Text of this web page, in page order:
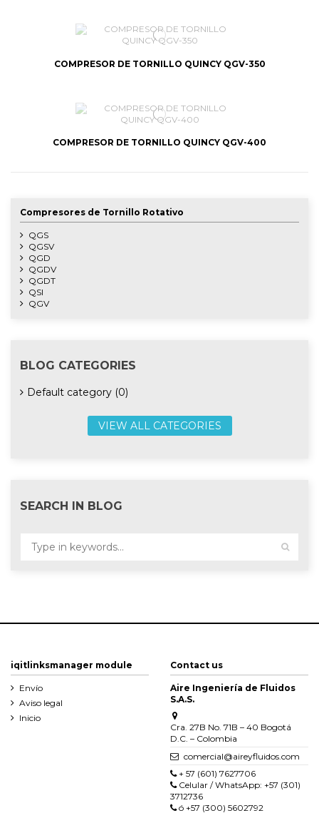
COMPRESOR DE TORNILLO QUINCY QGV-350
COMPRESOR DE TORNILLO QUINCY QGV-400
Compresores de Tornillo Rotativo
QGS
QGSV
QGD
QGDV
QGDT
QSI
QGV
BLOG CATEGORIES
Default category (0)
VIEW ALL CATEGORIES
SEARCH IN BLOG
iqitlinksmanager module
Envío
Aviso legal
Inicio
Contact us
Aire Ingeniería de Fluidos
S.A.S.
Cra. 27B No. 71B – 40 Bogotá
D.C. – Colombia
comercial@aireyfluidos.com
+ 57 (601) 7627706
Celular / WhatsApp: +57 (301)
3712736
ó +57 (300) 5602792